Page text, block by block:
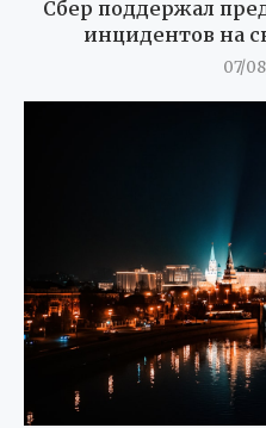
Сбер поддержал
инцидентов на
07/